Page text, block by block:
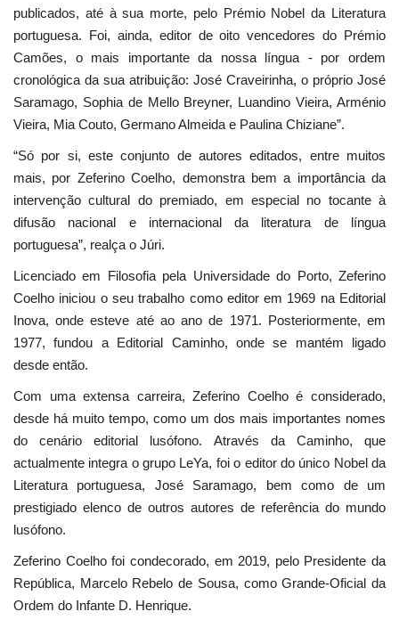
publicados, até à sua morte, pelo Prémio Nobel da Literatura
portuguesa. Foi, ainda, editor de oito vencedores do Prémio
Camões, o mais importante da nossa língua - por ordem
cronológica da sua atribuição: José Craveirinha, o próprio José
Saramago, Sophia de Mello Breyner, Luandino Vieira, Arménio
Vieira, Mia Couto, Germano Almeida e Paulina Chiziane”.
“Só por si, este conjunto de autores editados, entre muitos
mais, por Zeferino Coelho, demonstra bem a importância da
intervenção cultural do premiado, em especial no tocante à
difusão nacional e internacional da literatura de língua
portuguesa”, realça o Júri.
Licenciado em Filosofia pela Universidade do Porto, Zeferino
Coelho iniciou o seu trabalho como editor em 1969 na Editorial
Inova, onde esteve até ao ano de 1971. Posteriormente, em
1977, fundou a Editorial Caminho, onde se mantém ligado
desde então.
Com uma extensa carreira, Zeferino Coelho é considerado,
desde há muito tempo, como um dos mais importantes nomes
do cenário editorial lusófono. Através da Caminho, que
actualmente integra o grupo LeYa, foi o editor do único Nobel da
Literatura portuguesa, José Saramago, bem como de um
prestigiado elenco de outros autores de referência do mundo
lusófono.
Zeferino Coelho foi condecorado, em 2019, pelo Presidente da
República, Marcelo Rebelo de Sousa, como Grande-Oficial da
Ordem do Infante D. Henrique.